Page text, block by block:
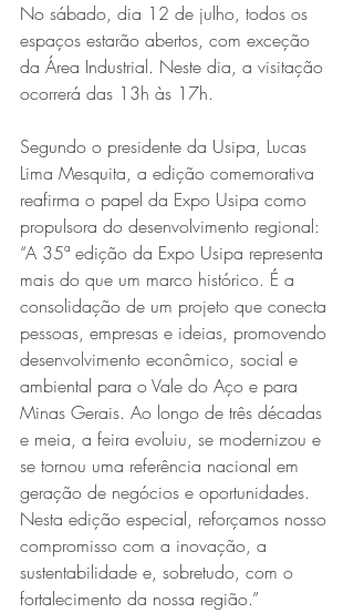
No sábado, dia 12 de julho, todos os
espaços estarão abertos, com exceção
da Área Industrial. Neste dia, a visitação
ocorrerá das 13h às 17h.
Segundo o presidente da Usipa, Lucas
Lima Mesquita, a edição comemorativa
reafirma o papel da Expo Usipa como
propulsora do desenvolvimento regional:
“A 35ª edição da Expo Usipa representa
mais do que um marco histórico. É a
consolidação de um projeto que conecta
pessoas, empresas e ideias, promovendo
desenvolvimento econômico, social e
ambiental para o Vale do Aço e para
Minas Gerais. Ao longo de três décadas
e meia, a feira evoluiu, se modernizou e
se tornou uma referência nacional em
geração de negócios e oportunidades.
Nesta edição especial, reforçamos nosso
compromisso com a inovação, a
sustentabilidade e, sobretudo, com o
fortalecimento da nossa região.”